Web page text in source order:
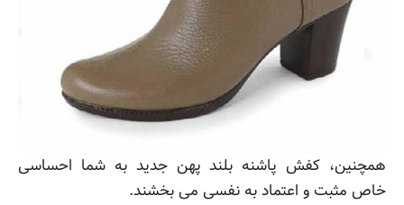
همچنین، کفش پاشنه بلند پهن جدید به شما احساسی
خاص مثبت و اعتماد به نفسی می بخشند.